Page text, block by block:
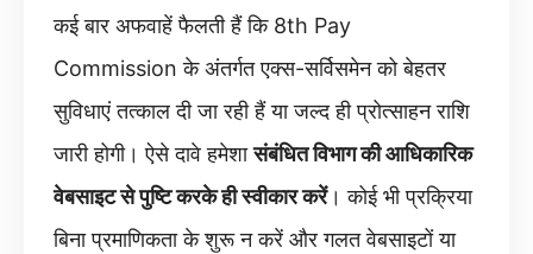
कई बार अफवाहें फैलती हैं कि 8th Pay
Commission के अंतर्गत एक्स-सर्विसमेन को बेहतर
सुविधाएं तत्काल दी जा रही हैं या जल्द ही प्रोत्साहन राशि
जारी होगी। ऐसे दावे हमेशासंबंधित विभाग की आधिकारिक
वेबसाइट से पुष्टि करके ही स्वीकार करें। कोई भी प्रक्रिया
बिना प्रमाणिकता के शुरू न करें और गलत वेबसाइटों या